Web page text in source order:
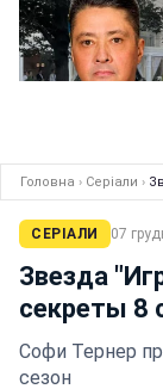
Головна › Серіали ›
СЕРІАЛИ 07
Звезда
секреты 8
Софи Тернер
сезон